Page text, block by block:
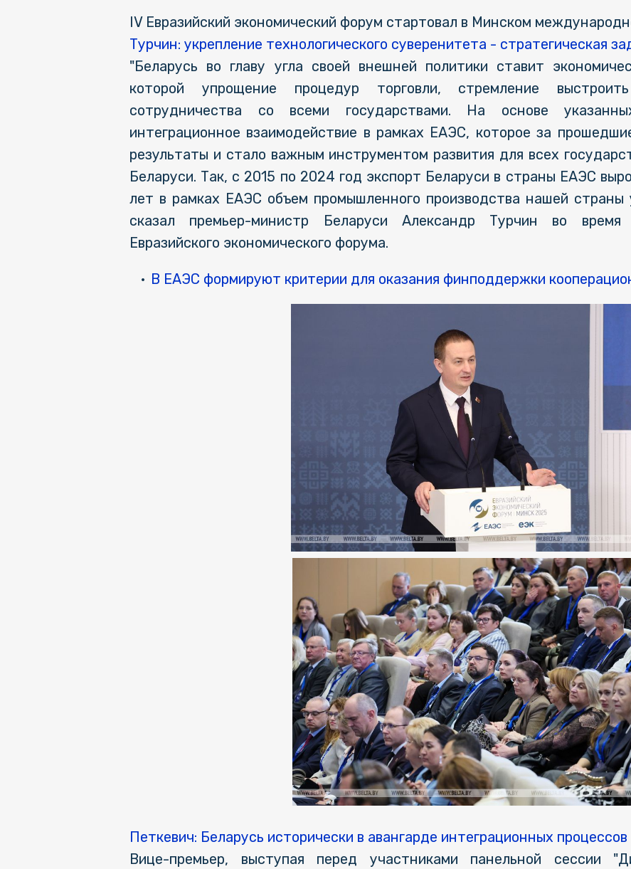
IV Евразийский экономический форум стартовал в Минском
Турчин: укрепление технологического суверенитета - стратегическая
"Беларусь во главу угла своей внешней политики ставит
которой упрощение процедур торговли, стремление
сотрудничества со всеми государствами. На основе
интеграционное взаимодействие в рамках ЕАЭС, которое за
результаты и стало важным инструментом развития для всех
Беларуси. Так, с 2015 по 2024 год экспорт Беларуси в страны ЕАЭС
лет в рамках ЕАЭС объем промышленного производства нашей страны
сказал премьер-министр Беларуси Александр Турчин во время
Евразийского экономического форума.
В ЕАЭС формируют критерии для оказания финподдержки
Петкевич: Беларусь исторически в авангарде интеграционных процессов
Вице-премьер, выступая перед участниками панельной сессии